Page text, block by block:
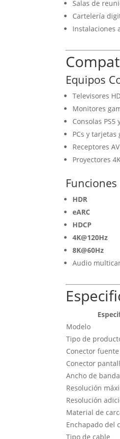
Salas de
Cartelería
Instalaciones
Equipos
Televisores
Monitores
Consolas PS5
PCs y tarjetas
Receptores AV
Proyectores
HDR
eARC
HDCP
4K@120Hz
8K@60Hz
Audio
Modelo
Tipo de
Conector fuente
Conector
Ancho de banda
Resolución
Resolución
Material de
Enchapado del
Tipo de cable